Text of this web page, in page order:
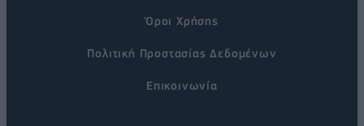
Όροι Χρήσης
Πολιτική Προστασίας Δεδομένων
Επικοινωνία